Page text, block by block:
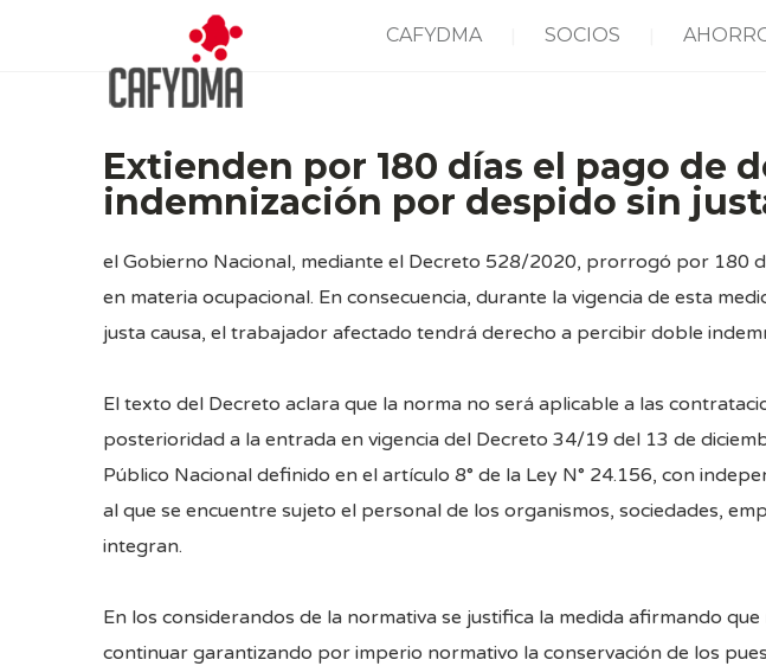
CAFYDMA SOCIOS
Extienden por 180 días el pago de
indemnización por despido sin
el Gobierno Nacional, mediante el Decreto 528/2020, prorrogó por 180
en materia ocupacional. En consecuencia, durante la vigencia de esta
justa causa, el trabajador afectado tendrá derecho a percibir doble
El texto del Decreto aclara que la norma no será aplicable a las
posterioridad a la entrada en vigencia del Decreto 34/19 del 13 de
Público Nacional definido en el artículo 8° de la Ley N° 24.156, con
al que se encuentre sujeto el personal de los organismos, sociedades,
integran.
En los considerandos de la normativa se justifica la medida afirmando
continuar garantizando por imperio normativo la conservación de los